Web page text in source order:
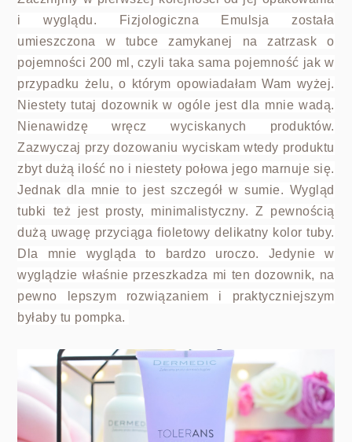
i wyglądu. Fizjologiczna Emulsja została
umieszczona w tubce zamykanej na zatrzask o
pojemności 200 ml, czyli taka sama pojemność jak w
przypadku żelu, o którym opowiadałam Wam wyżej.
Niestety tutaj dozownik w ogóle jest dla mnie wadą.
Nienawidzę wręcz wyciskanych produktów.
Zazwyczaj przy dozowaniu wyciskam wtedy produktu
zbyt dużą ilość no i niestety połowa jego marnuje się.
Jednak dla mnie to jest szczegół w sumie. Wygląd
tubki też jest prosty, minimalistyczny. Z pewnością
dużą uwagę przyciąga fioletowy delikatny kolor tuby.
Dla mnie wygląda to bardzo uroczo. Jedynie w
wyglądzie właśnie przeszkadza mi ten dozownik, na
pewno lepszym rozwiązaniem i praktyczniejszym
byłaby tu pompka.